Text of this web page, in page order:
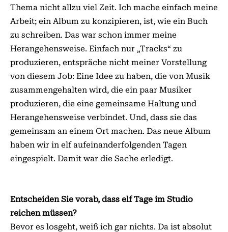
Thema nicht allzu viel Zeit. Ich mache einfach meine
Arbeit; ein Album zu konzipieren, ist, wie ein Buch
zu schreiben. Das war schon immer meine
Herangehensweise. Einfach nur „Tracks“ zu
produzieren, entspräche nicht meiner Vorstellung
von diesem Job: Eine Idee zu haben, die von Musik
zusammengehalten wird, die ein paar Musiker
produzieren, die eine gemeinsame Haltung und
Herangehensweise verbindet. Und, dass sie das
gemeinsam an einem Ort machen. Das neue Album
haben wir in elf aufeinanderfolgenden Tagen
eingespielt. Damit war die Sache erledigt.
Entscheiden Sie vorab, dass elf Tage im Studio
reichen müssen?
Bevor es losgeht, weiß ich gar nichts. Da ist absolut